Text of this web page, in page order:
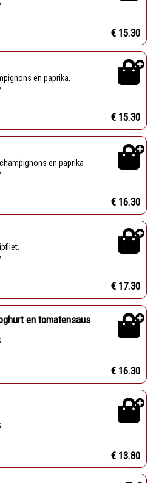
€ 15.30
en paprika.
€ 15.30
en paprika
€ 16.30
€ 17.30
en tomatensaus
€ 16.30
€ 13.80